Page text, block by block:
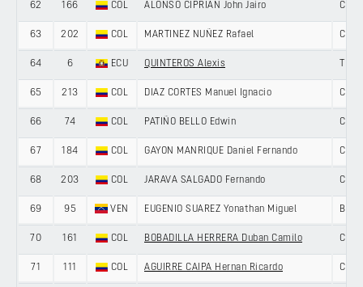
62 166 COL ALONSO CIPRIAN John Jairo
63 202 COL MARTINEZ NUÑEZ Rafael
64 6 ECU QUINTEROS Alexis
65 213 COL DIAZ CORTES Manuel Ignacio
66 74 COL PATIÑO BELLO Edwin
67 184 COL GAYON MANRIQUE Daniel Fernando
68 203 COL JARAVA SALGADO Fernando
69 95 VEN EUGENIO SUAREZ Yonathan Miguel
70 161 COL BOBADILLA HERRERA Duban Camilo
71 111 COL AGUIRRE CAIPA Hernan Ricardo